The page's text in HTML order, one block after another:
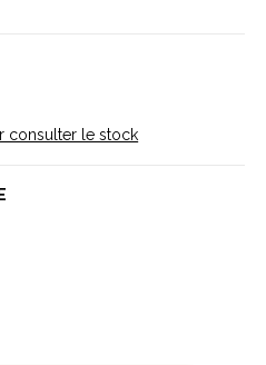
consulter le stock